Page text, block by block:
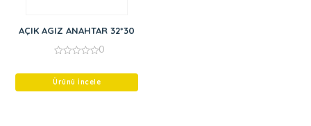
AÇIK AGIZ ANAHTAR 32*30
of
0
Ürünü İncele